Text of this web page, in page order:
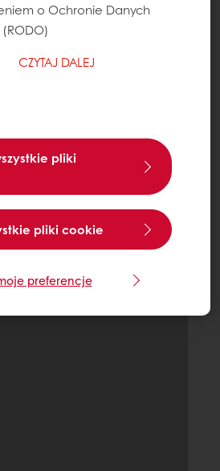
o Ochronie Danych
CZYTAJ DALEJ
pliki
pliki cookie
preferencje